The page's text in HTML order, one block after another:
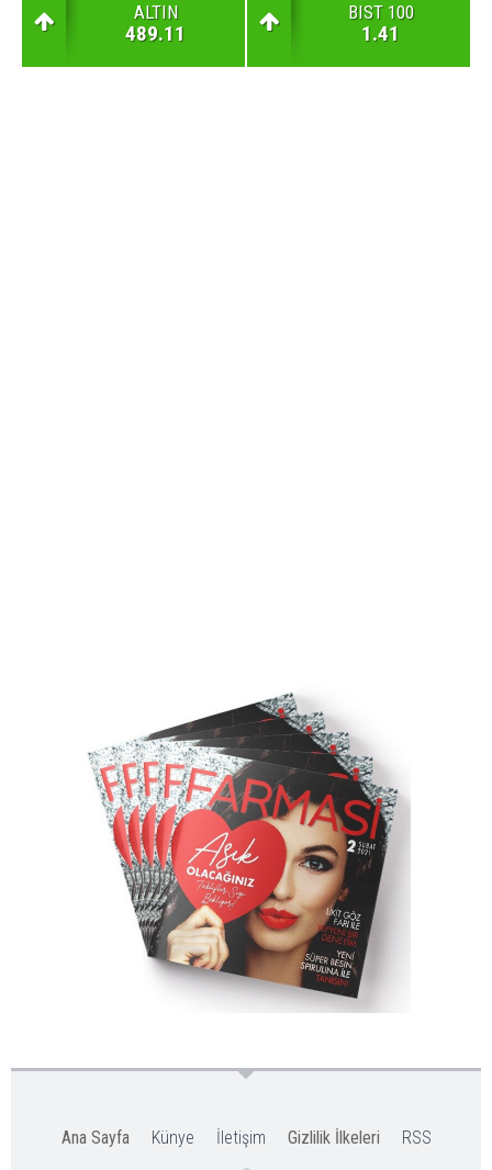
ALTIN
489.11
BIST 100
1.41
Ana Sayfa Künye İletişim Gizlilik İlkeleri RSS